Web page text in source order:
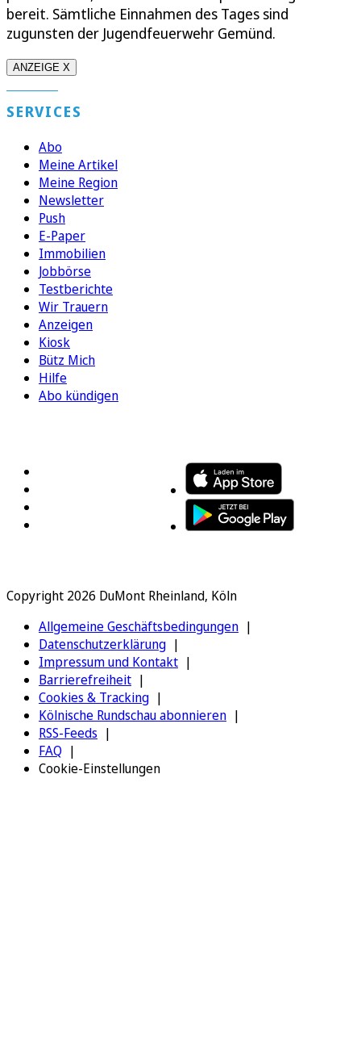
bereit. Sämtliche Einnahmen des Tages sind
zugunsten der Jugendfeuerwehr Gemünd.
ANZEIGE X
SERVICES
Abo
Meine Artikel
Meine Region
Newsletter
Push
E-Paper
Immobilien
Jobbörse
Testberichte
Wir Trauern
Anzeigen
Kiosk
Bütz Mich
Hilfe
Abo kündigen
Copyright 2026 DuMont Rheinland, Köln
Allgemeine Geschäftsbedingungen
Datenschutzerklärung
Impressum und Kontakt
Barrierefreiheit
Cookies & Tracking
Kölnische Rundschau abonnieren
RSS-Feeds
FAQ
Cookie-Einstellungen